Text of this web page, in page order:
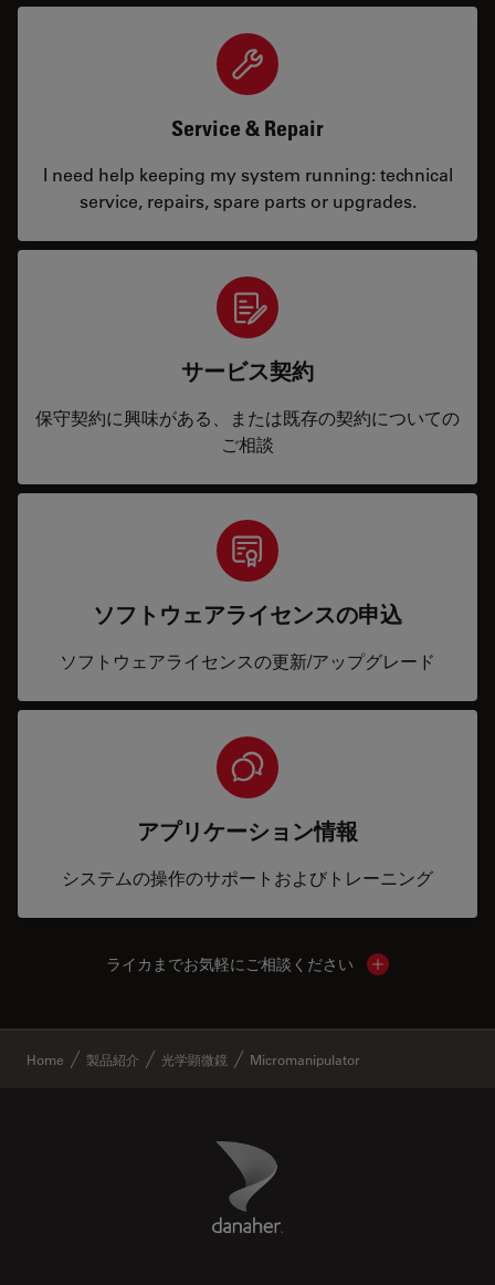
Service & Repair
I need help keeping my system running: technical
service, repairs, spare parts or upgrades.
サービス契約
保守契約に興味がある、または既存の契約についての
ご相談
ソフトウェアライセンスの申込
ソフトウェアライセンスの更新/アップグレード
アプリケーション情報
システムの操作のサポートおよびトレーニング
ライカまでお気軽にご相談ください Show local
Home 製品紹介 光学顕微鏡 Micromanipulator
Danaher Logo